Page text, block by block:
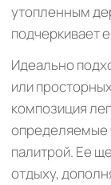
утопленным
подчеркивает
Идеально
или
композиция
определяемые
палитрой. Ее
отдыху,